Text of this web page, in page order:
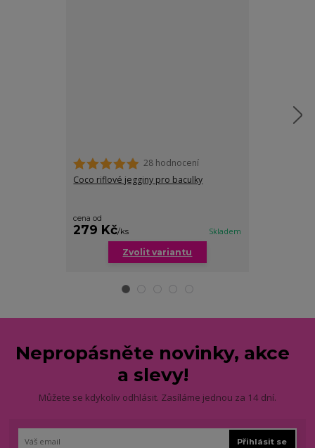
28 hodnocení
Coco riflové jegginy pro baculky
cena od
279 Kč/ks Skladem
Zvolit variantu
Nepropásněte novinky, akce
a slevy!
Můžete se kdykoliv odhlásit. Zasíláme jednou za 14 dní.
Přihlásit se